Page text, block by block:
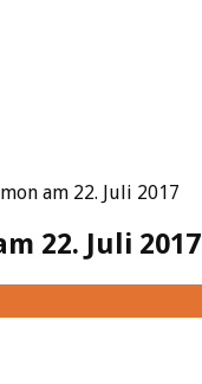
am 22. Juli 2017
22. Juli 2017